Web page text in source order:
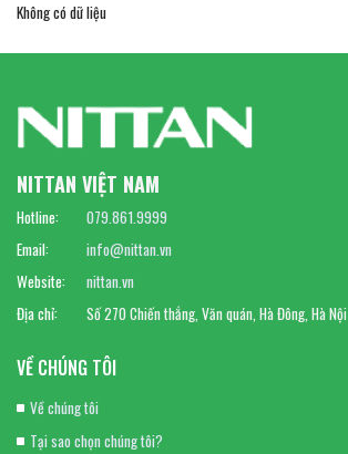
Không có dữ liệu
NITTAN VIỆT NAM
Hotline:
079.861.9999
Email:
info@nittan.vn
Website:
nittan.vn
Địa chỉ:
Số 270 Chiến thắng, Văn quán, Hà Đông, Hà Nội
VỀ CHÚNG TÔI
Về chúng tôi
Tại sao chọn chúng tôi?